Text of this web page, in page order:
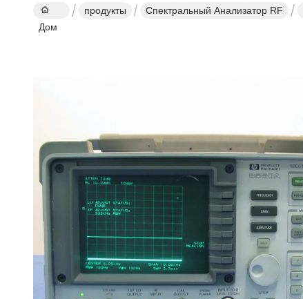
Дом
продукты Спектральный Анализатор RF